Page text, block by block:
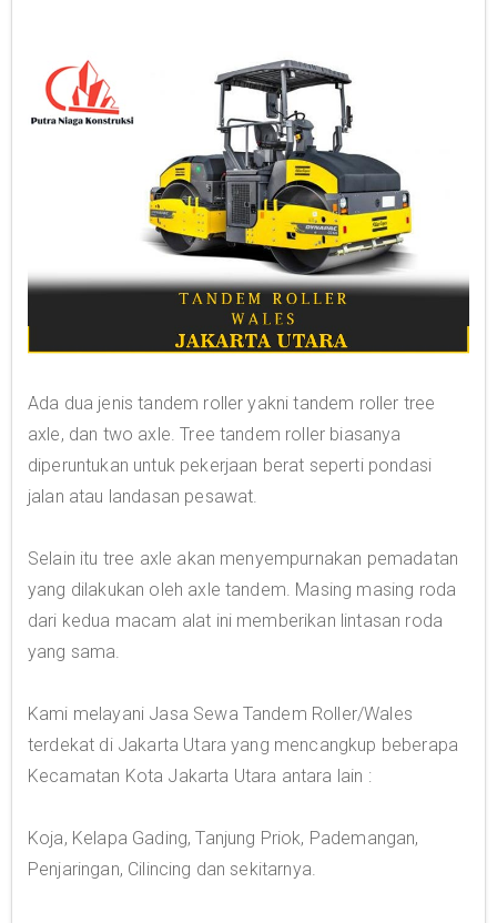
Ada dua jenis tandem roller yakni tandem roller tree
axle, dan two axle. Tree tandem roller biasanya
diperuntukan untuk pekerjaan berat seperti pondasi
jalan atau landasan pesawat.
Selain itu tree axle akan menyempurnakan pemadatan
yang dilakukan oleh axle tandem. Masing masing roda
dari kedua macam alat ini memberikan lintasan roda
yang sama.
Kami melayani Jasa Sewa Tandem Roller/Wales
terdekat di Jakarta Utara yang mencangkup beberapa
Kecamatan Kota Jakarta Utara antara lain :
Koja, Kelapa Gading, Tanjung Priok, Pademangan,
Penjaringan, Cilincing dan sekitarnya.